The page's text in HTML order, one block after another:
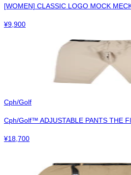
[WOMEN] CLASSIC LOGO MOCK
¥9,900
Cph/Golf
Cph/Golf™︎ ADJUSTABLE PANTS THE
¥18,700